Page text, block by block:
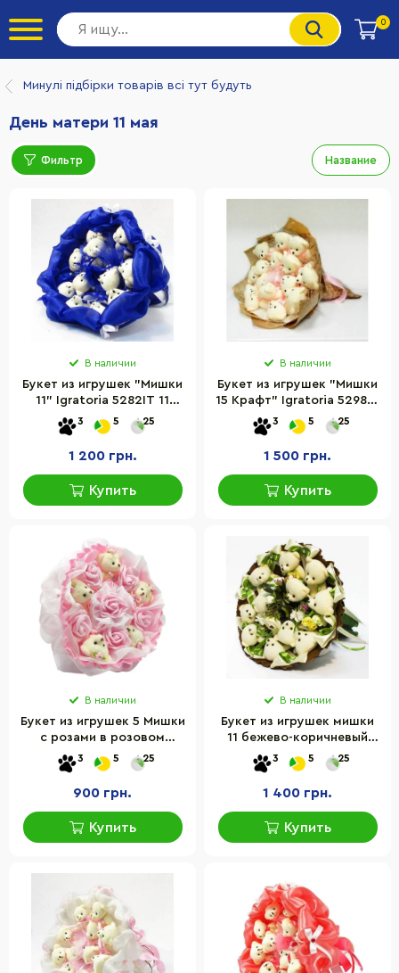
0
Минулі підбірки товарів всі тут будуть
День матери 11 мая
Фильтр Название
В наличии
Букет из игрушек "Мишки
11" Igratoria 5282IT 11
мишек, синий
3 5 25
1 200 грн.
Купить
В наличии
Букет из игрушек "Мишки
15 Крафт" Igratoria 5298IT
15 мишек
3 5 25
1 500 грн.
Купить
В наличии
Букет из игрушек 5 Мишки
с розами в розовом
5248IT
3 5 25
900 грн.
Купить
В наличии
Букет из игрушек мишки
11 бежево-коричневый
5353IT
3 5 25
1 400 грн.
Купить